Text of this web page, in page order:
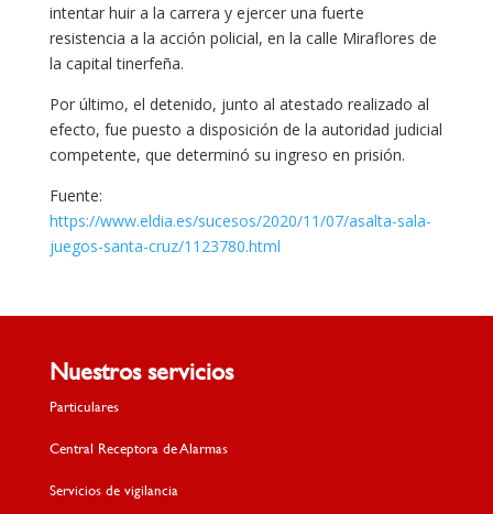
intentar huir a la carrera y ejercer una fuerte
resistencia a la acción policial, en la calle Miraflores de
la capital tinerfeña.
Por último, el detenido, junto al atestado realizado al
efecto, fue puesto a disposición de la autoridad judicial
competente, que determinó su ingreso en prisión.
Fuente:
https://www.eldia.es/sucesos/2020/11/07/asalta-sala-
juegos-santa-cruz/1123780.html
Nuestros servicios
Particulares
Central Receptora de Alarmas
Servicios de vigilancia